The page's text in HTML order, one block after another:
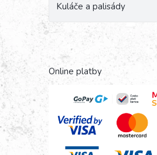
Kuláče a palisády
Online platby